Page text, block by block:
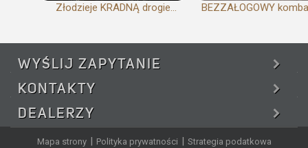
Złodzieje KRADNĄ drogie... BEZZAŁOGOWY
KONTAKTY
DEALERZY
WYŚLIJ ZAPYTANIE
Mapa strony | Polityka prywatności | Strategia podatkowa